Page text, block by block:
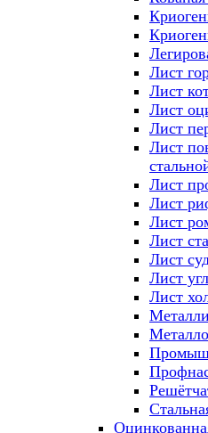
Лист
Лист
Лист
Лист
Лист
Лист
Лист
Лист
Лист
Лист
Лист
Лист